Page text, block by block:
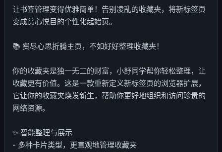
让书签管理变得优雅简单！告别凌乱的收藏夹，将新标签页
变成赏心悦目的个性化起始页。
📚 费尽心思折腾主页，不如好好整理收藏夹！
你的收藏夹是独一无二的财富，小舒同学帮你轻松整理，让
收藏更有价值。这是一款重新定义新标签页的浏览器扩展，
它让你的收藏夹焕发新生，帮助你更好地组织和访问珍贵的
网络资源。
✨ 智能整理与展示
- 多种卡片类型，更直观地管理收藏夹